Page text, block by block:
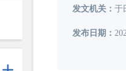
发文机关： 于
发布日期：